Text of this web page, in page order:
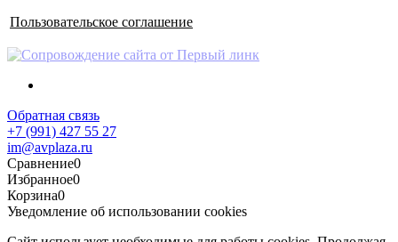
Пользовательское соглашение
Обратная связь
+7 (991) 427 55 27
im@avplaza.ru
Сравнение0
Избранное0
Корзина0
Уведомление об использовании cookies